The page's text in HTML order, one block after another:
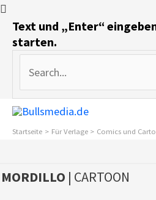
Text und „Enter“
starten.
Startseite Für Verlage Comics und
MORDILLO | CARTOON
Search...